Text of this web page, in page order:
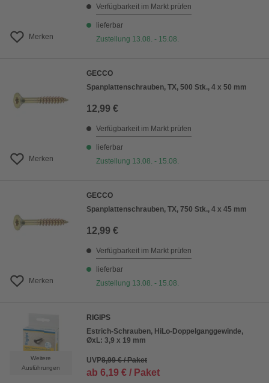
Merken
Verfügbarkeit im Markt prüfen
lieferbar
Zustellung 13.08. - 15.08.
Merken
GECCO
Spanplattenschrauben, TX, 500 Stk., 4 x 50 mm
12,99 €
Verfügbarkeit im Markt prüfen
lieferbar
Zustellung 13.08. - 15.08.
Merken
GECCO
Spanplattenschrauben, TX, 750 Stk., 4 x 45 mm
12,99 €
Verfügbarkeit im Markt prüfen
lieferbar
Zustellung 13.08. - 15.08.
Weitere
Ausführungen
RIGIPS
Estrich-Schrauben, HiLo-Doppelganggewinde,
ØxL: 3,9 x 19 mm
UVP8,99 € / Paket
ab 6,19 € / Paket